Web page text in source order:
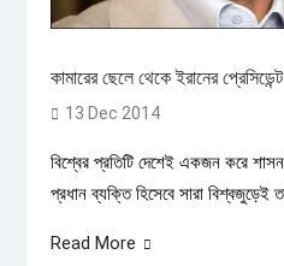
কামারের ছেলে থেকে ইরানের
13 Dec 2014
বিশ্বের প্রতিটি দেশেই একজন করে
প্রধান ব্যক্তি হিসেবে সারা বিশ্বজুড়েই
Read More